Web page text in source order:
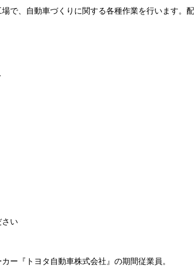
で、自動車づくりに関する各種作業を行います。
い
ー『トヨタ自動車株式会社』の期間従業員。